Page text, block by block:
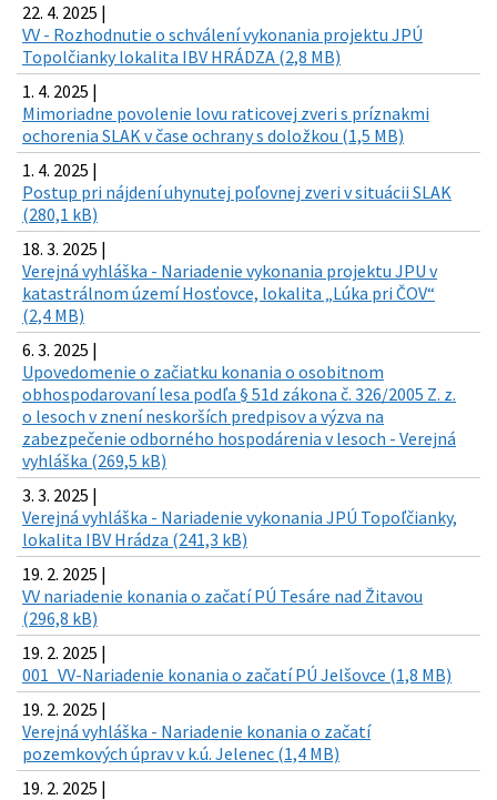
22. 4. 2025 |
VV - Rozhodnutie o schválení vykonania projektu JPÚ
Topolčianky lokalita IBV HRÁDZA (2,8 MB)
1. 4. 2025 |
Mimoriadne povolenie lovu raticovej zveri s príznakmi
ochorenia SLAK v čase ochrany s doložkou (1,5 MB)
1. 4. 2025 |
Postup pri nájdení uhynutej poľovnej zveri v situácii SLAK
(280,1 kB)
18. 3. 2025 |
Verejná vyhláška - Nariadenie vykonania projektu JPU v
katastrálnom území Hosťovce, lokalita „Lúka pri ČOV“
(2,4 MB)
6. 3. 2025 |
Upovedomenie o začiatku konania o osobitnom
obhospodarovaní lesa podľa § 51d zákona č. 326/2005 Z. z.
o lesoch v znení neskorších predpisov a výzva na
zabezpečenie odborného hospodárenia v lesoch - Verejná
vyhláška (269,5 kB)
3. 3. 2025 |
Verejná vyhláška - Nariadenie vykonania JPÚ Topoľčianky,
lokalita IBV Hrádza (241,3 kB)
19. 2. 2025 |
VV nariadenie konania o začatí PÚ Tesáre nad Žitavou
(296,8 kB)
19. 2. 2025 |
001_VV-Nariadenie konania o začatí PÚ Jelšovce (1,8 MB)
19. 2. 2025 |
Verejná vyhláška - Nariadenie konania o začatí
pozemkových úprav v k.ú. Jelenec (1,4 MB)
19. 2. 2025 |